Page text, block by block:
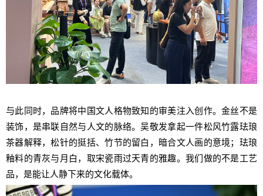
与此同时，品牌将中国文人格物致知的审美注入创作。金丝不是
装饰，是串联自然与人文的脉络。吴敬发拿起一件松风竹露珐琅
茶器解释，松针的挺括、竹节的留白，暗合文人画的意境；珐琅
釉料的青灰与月白，取宋瓷雨过天青的雅趣。我们做的不是工艺
品，是能让人静下来的文化载体。